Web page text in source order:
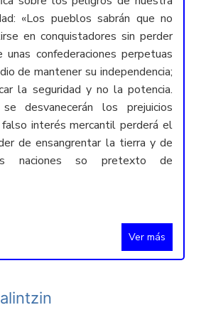
«Los pueblos sabrán que no
en conquistadores sin perder
confederaciones perpetuas
de mantener su independencia;
la seguridad y no la potencia.
desvanecerán los prejuicios
falso interés mercantil perderá el
de ensangrentar la tierra y de
naciones so pretexto de
Ver más